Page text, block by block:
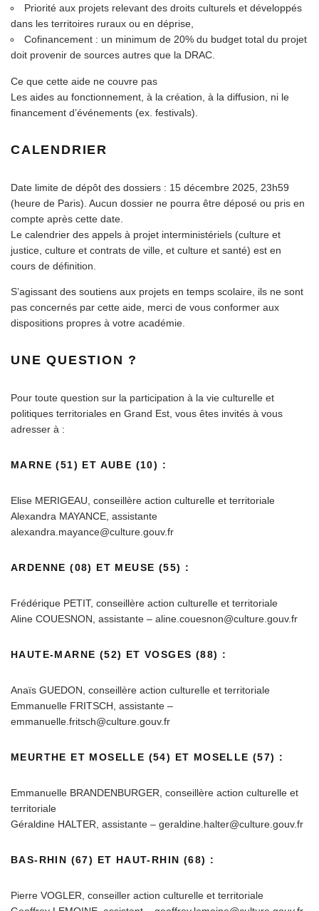
Priorité aux projets relevant des droits culturels et développés
dans les territoires ruraux ou en déprise,
Cofinancement : un minimum de 20% du budget total du projet
doit provenir de sources autres que la DRAC.
Ce que cette aide ne couvre pas
Les aides au fonctionnement, à la création, à la diffusion, ni le
financement d’événements (ex. festivals).
CALENDRIER
Date limite de dépôt des dossiers : 15 décembre 2025, 23h59
(heure de Paris). Aucun dossier ne pourra être déposé ou pris en
compte après cette date.
Le calendrier des appels à projet interministériels (culture et
justice, culture et contrats de ville, et culture et santé) est en
cours de définition.
S’agissant des soutiens aux projets en temps scolaire, ils ne sont
pas concernés par cette aide, merci de vous conformer aux
dispositions propres à votre académie.
UNE QUESTION ?
Pour toute question sur la participation à la vie culturelle et
politiques territoriales en Grand Est, vous êtes invités à vous
adresser à :
MARNE (51) ET AUBE (10) :
Elise MERIGEAU, conseillère action culturelle et territoriale
Alexandra MAYANCE, assistante
alexandra.mayance@culture.gouv.fr
ARDENNE (08) ET MEUSE (55) :
Frédérique PETIT, conseillère action culturelle et territoriale
Aline COUESNON, assistante – aline.couesnon@culture.gouv.fr
HAUTE-MARNE (52) ET VOSGES (88) :
Anaïs GUEDON, conseillère action culturelle et territoriale
Emmanuelle FRITSCH, assistante –
emmanuelle.fritsch@culture.gouv.fr
MEURTHE ET MOSELLE (54) ET MOSELLE (57) :
Emmanuelle BRANDENBURGER, conseillère action culturelle et
territoriale
Géraldine HALTER, assistante – geraldine.halter@culture.gouv.fr
BAS-RHIN (67) ET HAUT-RHIN (68) :
Pierre VOGLER, conseiller action culturelle et territoriale